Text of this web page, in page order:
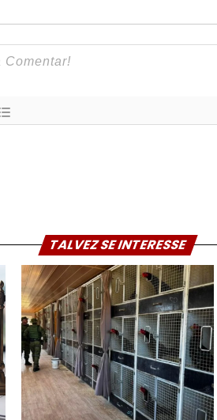
TALVEZ SE INTERESSE